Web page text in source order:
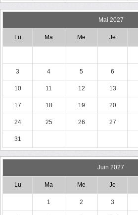
Mai 2027
Lu Ma Me Je
3 4 5 6
10 11 12 13
17 18 19 20
24 25 26 27
31
Juin 2027
Lu Ma Me Je
1 2 3